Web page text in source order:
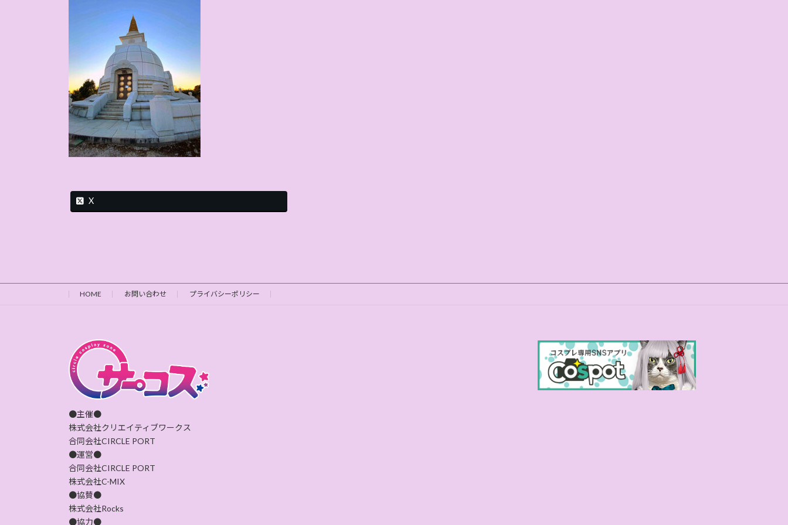
X
HOME お問い合わせ プライバシーポリシー
●主催●
株式会社クリエイティブワークス
合同会社CIRCLE PORT
●運営●
合同会社CIRCLE PORT
株式会社C-MIX
●協賛●
株式会社Rocks
●協力●